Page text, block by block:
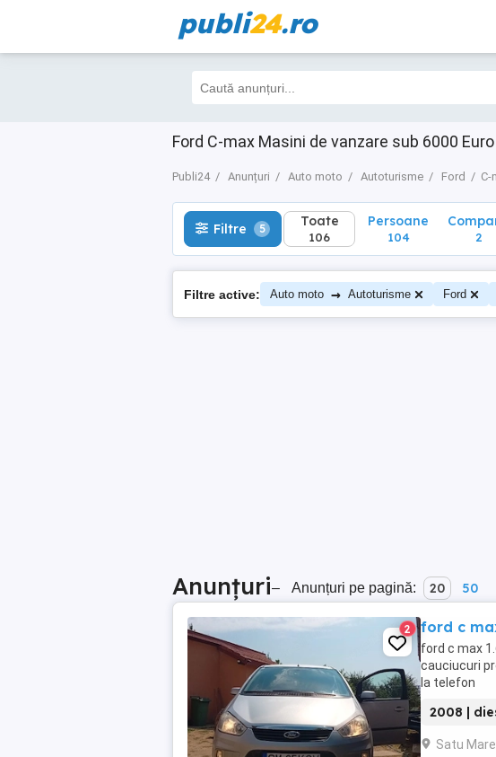
publi24.ro
Ford C-max Masini de vanzare sub 6000
Publi24 Anunțuri Auto moto Autoturisme Ford C-
Filtre 5 Toate
106
Filtre 5 Toate
106
Persoane
104 2
Filtre active: Auto moto → Autoturisme Ford
Anunțuri– Anunțuri pe pagină: 20 50
2 ford c
ford c max
cauciucuri
la telefon
2008 |
Satu